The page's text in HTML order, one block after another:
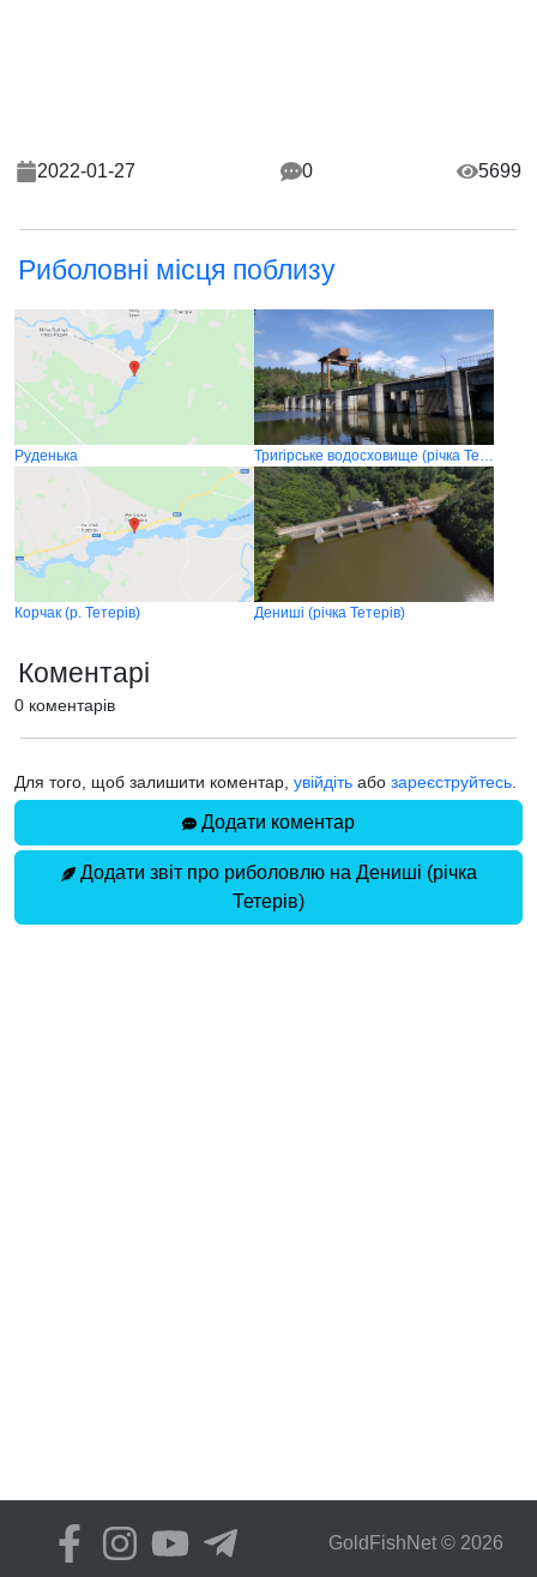
2022-01-27 0 5699
Риболовні місця поблизу
Руденька
Корчак (р. Тетерів) Дениші (річка Тетерів)
Коментарі
0 коментарів
Для того, щоб залишити коментар, увійдіть або зареєструйтесь
Додати коментар
Додати звіт про риболовлю на Дениші (річка
Тетерів)
GoldFіshNet © 2026